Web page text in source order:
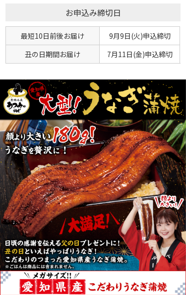
お申込み締切日
最短10日前後お届け
9月9日(火)申込締切
丑の日期間お届け
7月11日(金)申込締切